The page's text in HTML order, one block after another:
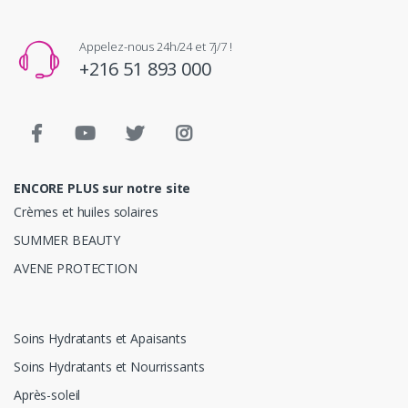
Appelez-nous 24h/24 et 7j/7 !
+216 51 893 000
ENCORE PLUS sur notre site
Crèmes et huiles solaires
SUMMER BEAUTY
AVENE PROTECTION
Soins Hydratants et Apaisants
Soins Hydratants et Nourrissants
Après-soleil